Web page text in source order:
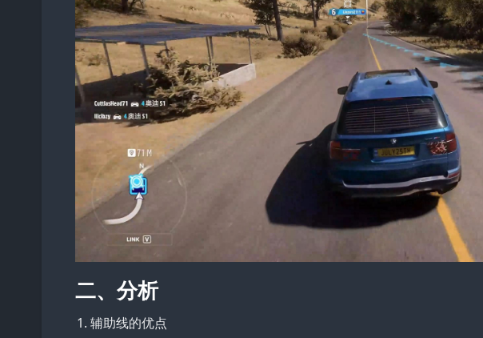
二、分析
辅助线的优点